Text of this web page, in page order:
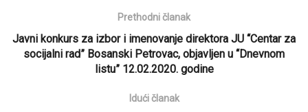
Prethodni članak
Javni konkurs za izbor i imenovanje direktora JU “Centar za
socijalni rad” Bosanski Petrovac, objavljen u “Dnevnom
listu” 12.02.2020. godine
Idući članak